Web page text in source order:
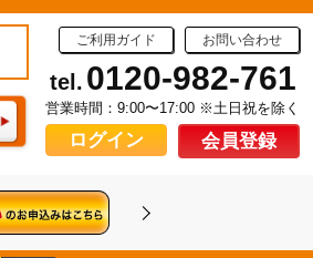
ご利用ガイド お問い合わせ
tel. 0120-982-761
営業時間：9:00〜17:00 ※土日祝を除く
ログイン 会員登録